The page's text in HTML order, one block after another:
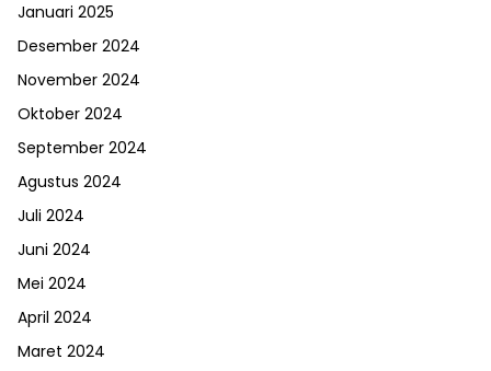
Januari 2025
Desember 2024
November 2024
Oktober 2024
September 2024
Agustus 2024
Juli 2024
Juni 2024
Mei 2024
April 2024
Maret 2024